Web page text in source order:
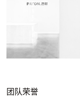
团队荣誉